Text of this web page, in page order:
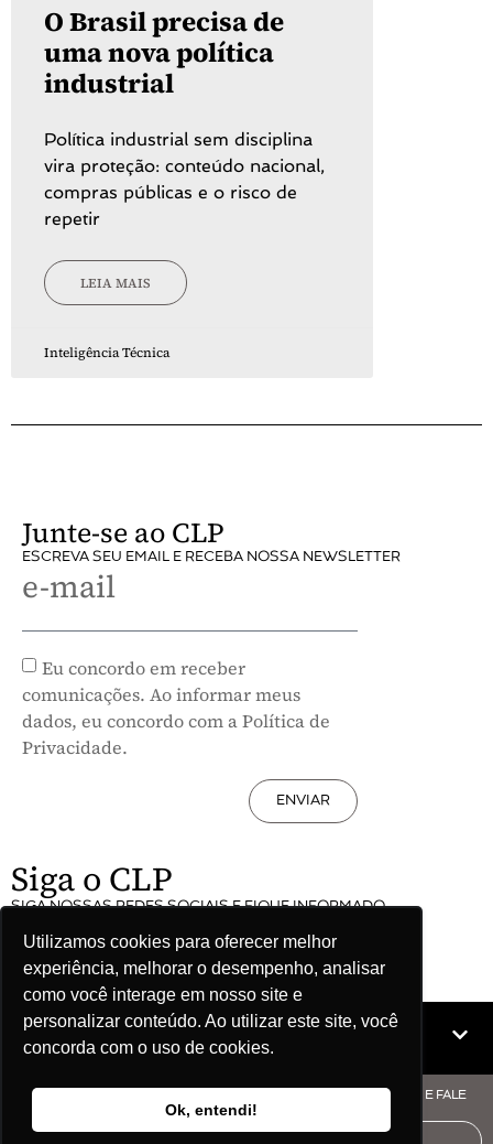
Utilizamos cookies para oferecer melhor
experiência, melhorar o desempenho, analisar
como você interage em nosso site e
personalizar conteúdo. Ao utilizar este site, você
concorda com o uso de cookies.
Ok, entendi!
O Brasil precisa de
uma nova política
industrial
Política industrial sem disciplina
vira proteção: conteúdo nacional,
compras públicas e o risco de
repetir
LEIA MAIS
Inteligência Técnica
Junte-se ao CLP
ESCREVA SEU EMAIL E RECEBA NOSSA NEWSLETTER
e-mail
Eu concordo em receber
comunicações. Ao informar meus
dados, eu concordo com a Política de
Privacidade.
ENVIAR
Siga o CLP
SIGA NOSSAS REDES SOCIAIS E FIQUE INFORMADO
Mapa do site
© COPYRIGHT CLP - CNPJ: 09.512.143/0001-57 - CLIQUE AQUI E FALE
COM O CLP